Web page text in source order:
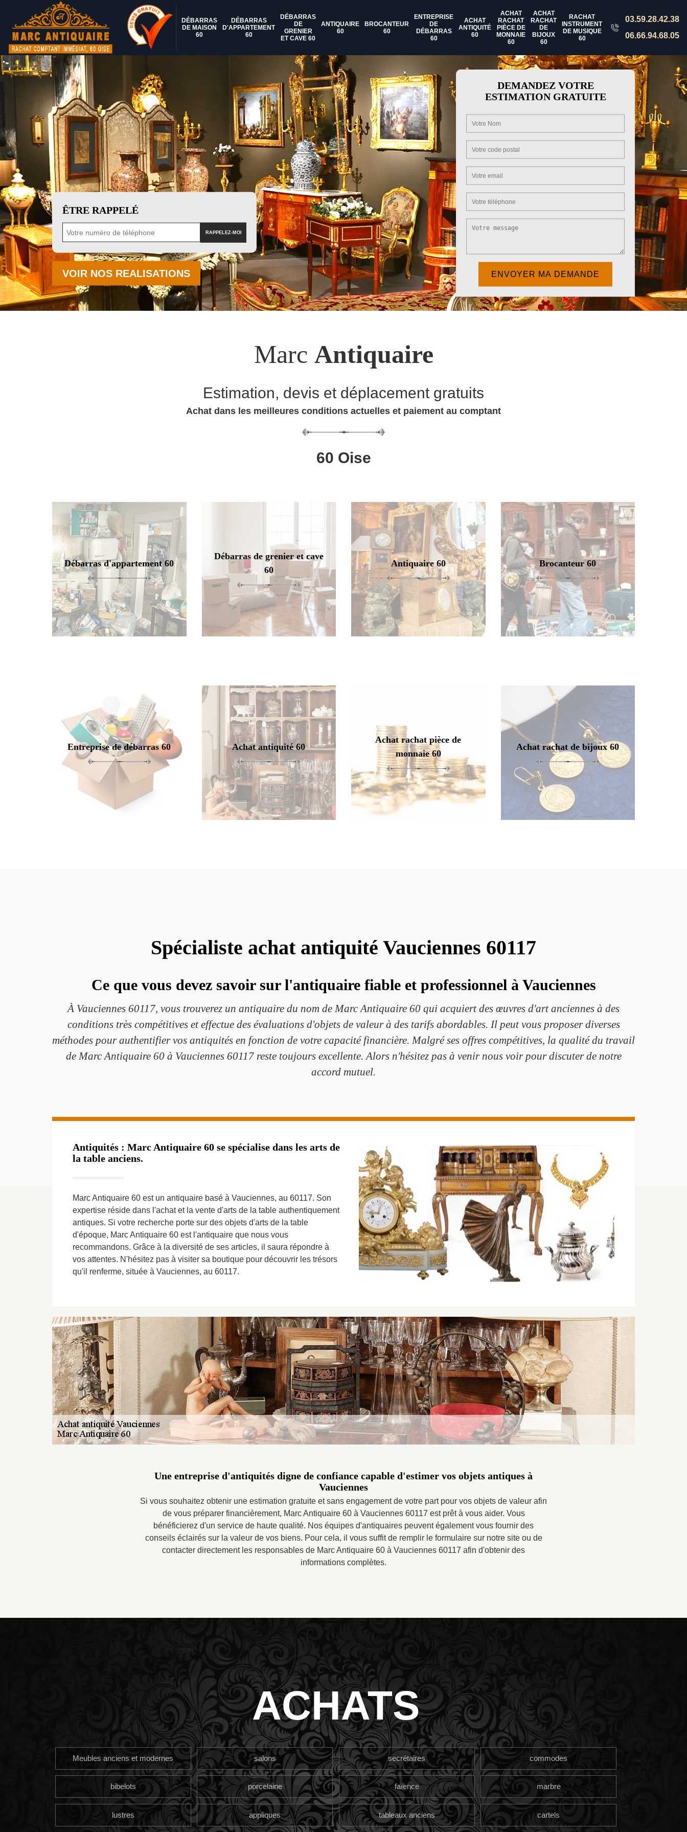
DÉBARRAS
DE MAISON
60
DÉBARRAS
D'APPARTEMENT
60
DÉBARRAS
DE
GRENIER
ET CAVE 60
ANTIQUAIRE
60
BROCANTEUR
60
ENTREPRISE
DE
DÉBARRAS
60
ACHAT
ANTIQUITÉ
60
ACHAT
RACHAT
PIÈCE DE
MONNAIE
60
ACHAT
RACHAT
DE
BIJOUX
60
RACHAT
INSTRUMENT
DE MUSIQUE
60
03.59.28.42.38
06.66.94.68.05
ÊTRE RAPPELÉ
VOIR NOS REALISATIONS
DEMANDEZ VOTRE
ESTIMATION GRATUITE
Marc Antiquaire
Estimation, devis et déplacement gratuits
Achat dans les meilleures conditions actuelles et paiement au comptant
60 Oise
Débarras d'appartement 60
Débarras de grenier et cave
60
Antiquaire 60 Brocanteur 60
Entreprise de débarras 60 Achat antiquité 60
Achat rachat pièce de
monnaie 60
Achat rachat de bijoux 60
Spécialiste achat antiquité Vauciennes 60117
Ce que vous devez savoir sur l'antiquaire fiable et professionnel à Vauciennes
À Vauciennes 60117, vous trouverez un antiquaire du nom de Marc Antiquaire 60 qui acquiert des œuvres d'art anciennes à des
conditions très compétitives et effectue des évaluations d'objets de valeur à des tarifs abordables. Il peut vous proposer diverses
méthodes pour authentifier vos antiquités en fonction de votre capacité financière. Malgré ses offres compétitives, la qualité du travail
de Marc Antiquaire 60 à Vauciennes 60117 reste toujours excellente. Alors n'hésitez pas à venir nous voir pour discuter de notre
accord mutuel.
Antiquités : Marc Antiquaire 60 se spécialise dans les arts de
la table anciens.
Marc Antiquaire 60 est un antiquaire basé à Vauciennes, au 60117. Son
expertise réside dans l'achat et la vente d'arts de la table authentiquement
antiques. Si votre recherche porte sur des objets d'arts de la table
d'époque, Marc Antiquaire 60 est l'antiquaire que nous vous
recommandons. Grâce à la diversité de ses articles, il saura répondre à
vos attentes. N'hésitez pas à visiter sa boutique pour découvrir les trésors
qu'il renferme, située à Vauciennes, au 60117.
Une entreprise d'antiquités digne de confiance capable d'estimer vos objets antiques à
Vauciennes
Si vous souhaitez obtenir une estimation gratuite et sans engagement de votre part pour vos objets de valeur afin
de vous préparer financièrement, Marc Antiquaire 60 à Vauciennes 60117 est prêt à vous aider. Vous
bénéficierez d'un service de haute qualité. Nos équipes d'antiquaires peuvent également vous fournir des
conseils éclairés sur la valeur de vos biens. Pour cela, il vous suffit de remplir le formulaire sur notre site ou de
contacter directement les responsables de Marc Antiquaire 60 à Vauciennes 60117 afin d'obtenir des
informations complètes.
ACHATS
Meubles anciens et modernes salons secrétaires commodes
bibelots porcelaine faïence marbre
lustres appliques tableaux anciens cartels